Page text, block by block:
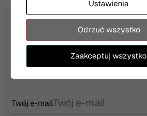
NEWSLETTER
Twój e-mail
Ustawienia
Odrzuć wszystko
Zaakceptuj wszystko